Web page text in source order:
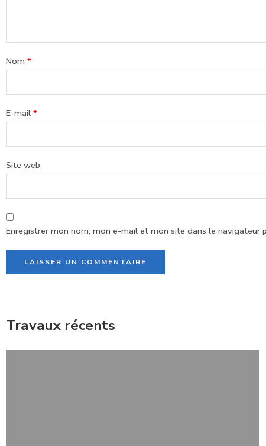
Nom *
E-mail *
Site web
Enregistrer mon nom, mon e-mail et mon site dans le navigateur
Travaux récents